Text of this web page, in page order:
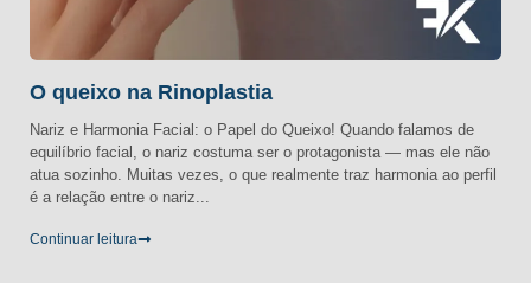
O queixo na Rinoplastia
Nariz e Harmonia Facial: o Papel do Queixo! Quando falamos de
equilíbrio facial, o nariz costuma ser o protagonista — mas ele não
atua sozinho. Muitas vezes, o que realmente traz harmonia ao perfil
é a relação entre o nariz...
Continuar leitura